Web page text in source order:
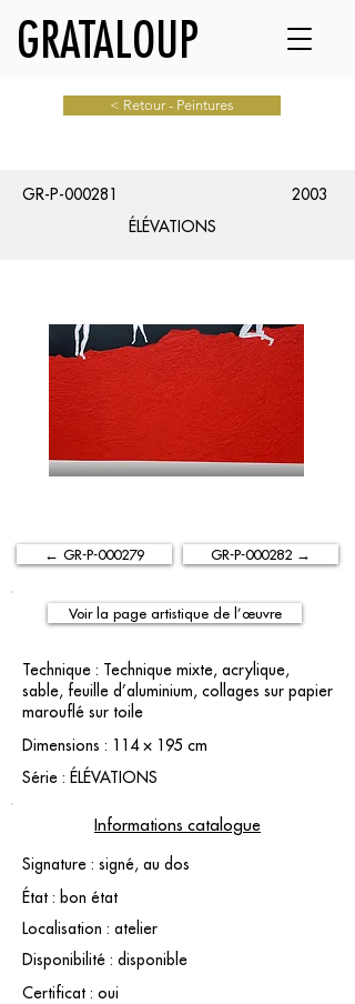
GRATALOUP
< Retour - Peintures
GR-P-000281
2003
ÉLÉVATIONS
← GR-P-000279 GR-P-000282 →
Voir la page artistique de l’œuvre
Technique : Technique mixte, acrylique,
sable, feuille d’aluminium, collages sur papier
marouflé sur toile
Dimensions : 114 × 195 cm
Série : ÉLÉVATIONS
Informations catalogue
Signature : signé, au dos
État : bon état
Localisation : atelier
Disponibilité : disponible
Certificat : oui